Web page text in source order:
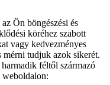
Ön böngészési és
köréhez szabott
vagy kedvezményes
tudjuk azok sikerét.
féltől származó
weboldalon: